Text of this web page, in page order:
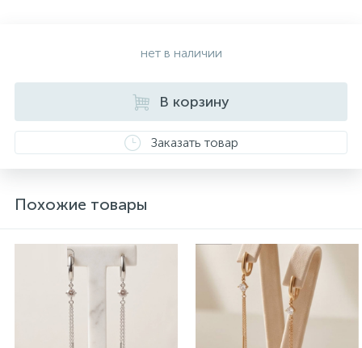
ювелирному украшению прилагаются бирка с
сайте могут незначительно отличаться от
реальных из-за особенностей цветопередачи
нет в наличии
В корзину
Заказать товар
Похожие товары